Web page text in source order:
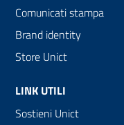
Comunicati stampa
Brand identity
Store Unict
LINK UTILI
Sostieni Unict